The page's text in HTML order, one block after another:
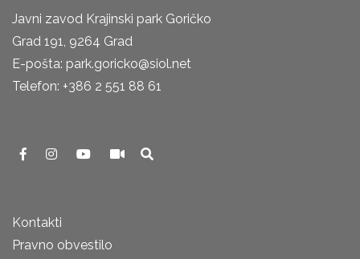
Javni zavod Krajinski park Goričko
Grad 191, 9264 Grad
E-pošta: park.goricko@siol.net
Telefon: +386 2 551 88 61
Kontakti
Pravno obvestilo